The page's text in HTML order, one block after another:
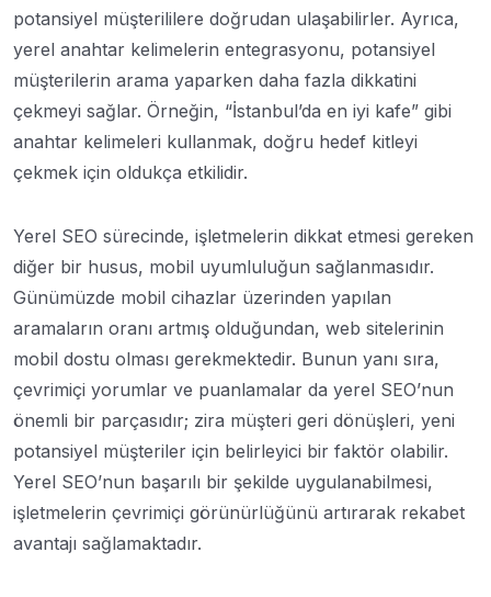
potansiyel müşterililere doğrudan ulaşabilirler. Ayrıca,
yerel anahtar kelimelerin entegrasyonu, potansiyel
müşterilerin arama yaparken daha fazla dikkatini
çekmeyi sağlar. Örneğin, “İstanbul’da en iyi kafe” gibi
anahtar kelimeleri kullanmak, doğru hedef kitleyi
çekmek için oldukça etkilidir.
Yerel SEO sürecinde, işletmelerin dikkat etmesi gereken
diğer bir husus, mobil uyumluluğun sağlanmasıdır.
Günümüzde mobil cihazlar üzerinden yapılan
aramaların oranı artmış olduğundan, web sitelerinin
mobil dostu olması gerekmektedir. Bunun yanı sıra,
çevrimiçi yorumlar ve puanlamalar da yerel SEO’nun
önemli bir parçasıdır; zira müşteri geri dönüşleri, yeni
potansiyel müşteriler için belirleyici bir faktör olabilir.
Yerel SEO’nun başarılı bir şekilde uygulanabilmesi,
işletmelerin çevrimiçi görünürlüğünü artırarak rekabet
avantajı sağlamaktadır.